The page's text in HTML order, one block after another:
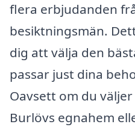
flera erbjudanden
besiktningsmän.
dig att välja den
passar just dina
Oavsett om du
Burlövs egnahem